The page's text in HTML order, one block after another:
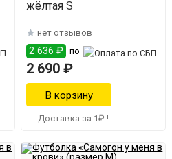
жёлтая S
нет отзывов
2 636 ₽ по
2 690 ₽
Доставка за 1₽ !